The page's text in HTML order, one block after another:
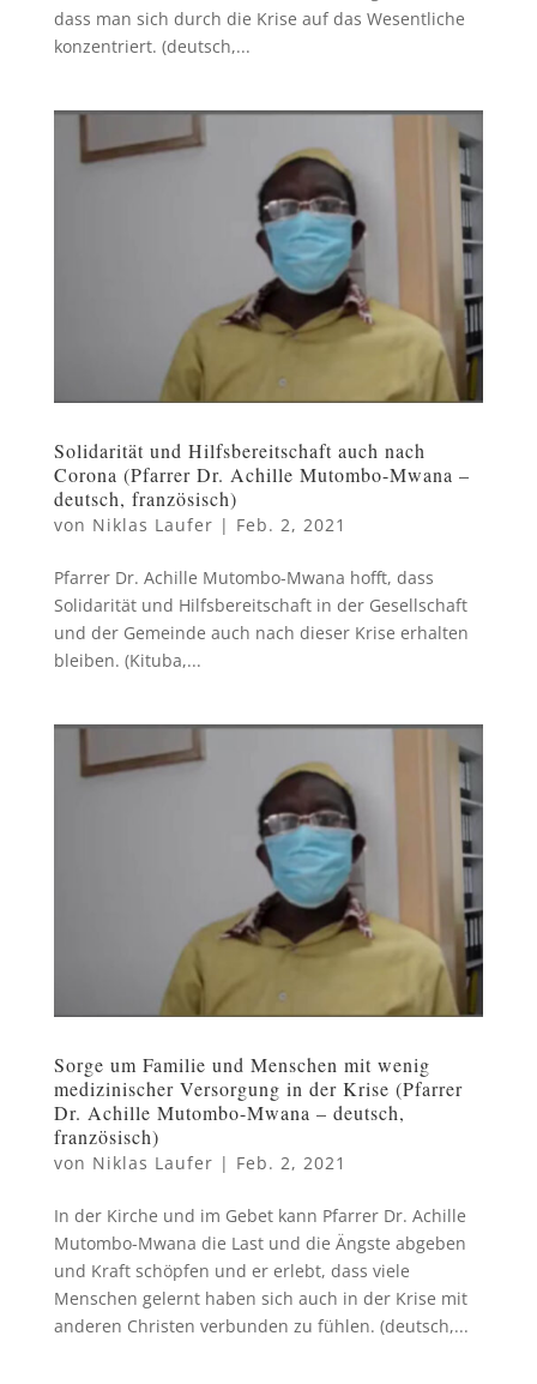
dass man sich durch die Krise auf das Wesentliche
konzentriert. (deutsch,...
Solidarität und Hilfsbereitschaft auch nach
Corona (Pfarrer Dr. Achille Mutombo-Mwana –
deutsch, französisch)
von Niklas Laufer | Feb. 2, 2021
Pfarrer Dr. Achille Mutombo-Mwana hofft, dass
Solidarität und Hilfsbereitschaft in der Gesellschaft
und der Gemeinde auch nach dieser Krise erhalten
bleiben. (Kituba,...
Sorge um Familie und Menschen mit wenig
medizinischer Versorgung in der Krise (Pfarrer
Dr. Achille Mutombo-Mwana – deutsch,
französisch)
von Niklas Laufer | Feb. 2, 2021
In der Kirche und im Gebet kann Pfarrer Dr. Achille
Mutombo-Mwana die Last und die Ängste abgeben
und Kraft schöpfen und er erlebt, dass viele
Menschen gelernt haben sich auch in der Krise mit
anderen Christen verbunden zu fühlen. (deutsch,...